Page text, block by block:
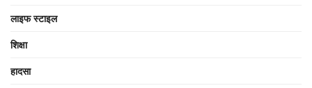
लाइफ स्टाइल
शिक्षा
हादसा